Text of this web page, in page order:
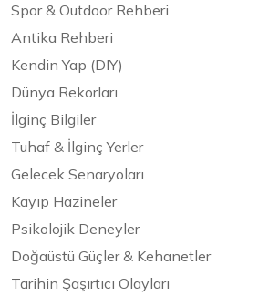
Spor & Outdoor Rehberi
Antika Rehberi
Kendin Yap (DIY)
Dünya Rekorları
İlginç Bilgiler
Tuhaf & İlginç Yerler
Gelecek Senaryoları
Kayıp Hazineler
Psikolojik Deneyler
Doğaüstü Güçler & Kehanetler
Tarihin Şaşırtıcı Olayları